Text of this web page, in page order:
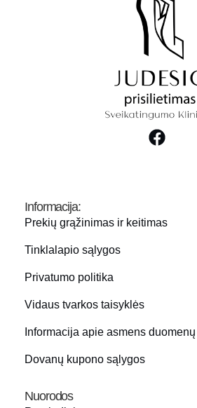
Informacija:
Prekių grąžinimas ir keitimas
Tinklalapio sąlygos
Privatumo politika
Vidaus tvarkos taisyklės
Informacija apie asmens
Dovanų kupono sąlygos
Nuorodos